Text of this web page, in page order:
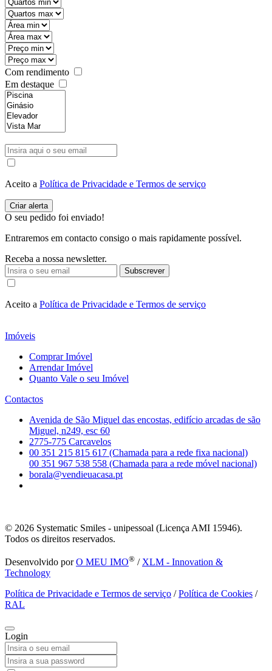
Com rendimento
Em destaque
Aceito a Política de Privacidade e Termos de serviço
O seu pedido foi enviado!
Entraremos em contacto consigo o mais rapidamente possível.
Receba a nossa newsletter.
Subscrever
Aceito a Política de Privacidade e Termos de serviço
Imóveis
Comprar Imóvel
Arrendar Imóvel
Quanto Vale o seu Imóvel
Contactos
Avenida de São Miguel das encostas, edifício arcadas de são
Miguel, n249, esc 60
2775-775 Carcavelos
00 351 215 815 617 (Chamada para a rede fixa nacional)
00 351 967 538 558 (Chamada para a rede móvel nacional)
borala@vendieuacasa.pt
© 2026 Systematic Smiles - unipessoal (Licença AMI 15946).
Todos os direitos reservados.
Desenvolvido porO MEU IMO® / XLM - Innovation &
Technology
Política de Privacidade e Termos de serviço /Política de Cookies /
RAL
Login